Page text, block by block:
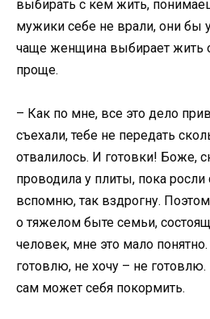
выбирать с кем жить,
мужики себе не врали, они бы
чаще женщина выбирает жить
проще.
– Как по мне, все это дело
съехали, тебе не передать
отвалилось. И готовки! Боже,
проводила у плиты, пока
вспомню, так вздрогну.
о тяжелом быте семьи,
человек, мне это мало
готовлю, не хочу – не
сам может себя покормить.